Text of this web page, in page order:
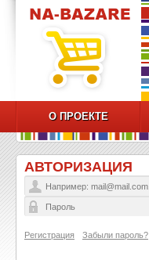
О ПРОЕКТЕ
АВТОРИЗАЦИЯ
Забыли пароль?
Регистрация